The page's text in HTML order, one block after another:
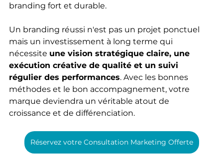
branding fort et durable.
Un branding réussi n'est pas un projet ponctuel
mais un investissement à long terme qui
nécessite une vision stratégique claire, une
exécution créative de qualité et un suivi
régulier des performances. Avec les bonnes
méthodes et le bon accompagnement, votre
marque deviendra un véritable atout de
croissance et de différenciation.
Réservez votre Consultation Marketing Offerte